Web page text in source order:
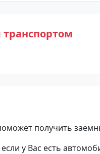
получить
у Вас есть